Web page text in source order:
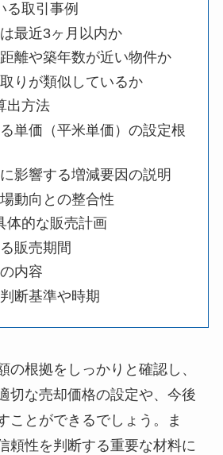
る取引事例
最近3ヶ月以内か
離や築年数が近い物件か
りが類似しているか
出方法
単価（平米単価）の設定根
影響する増減要因の説明
動向との整合性
体的な販売計画
販売期間
内容
断基準や時期
の根拠をしっかりと確認し、
切な売却価格の設定や、今後
ことができるでしょう。ま
頼性を判断する重要な材料に